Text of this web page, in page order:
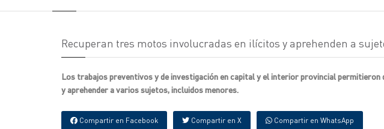
Recuperan tres motos involucradas en ilícitos y aprehenden a
Los trabajos preventivos y de investigación en capital y el interior provincial
y aprehender a varios sujetos, incluidos menores.
Compartir en Facebook Compartir en X Compartir en WhatsApp